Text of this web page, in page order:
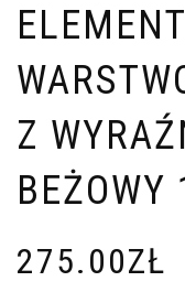
Z
275.00ZŁ